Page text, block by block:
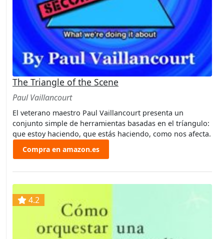
The Triangle of the Scene
Paul Vaillancourt
El veterano maestro Paul Vaillancourt presenta un
conjunto simple de herramientas basadas en el tríangulo:
que estoy haciendo, que estás haciendo, como nos afecta.
Compra en amazon.es
4.2